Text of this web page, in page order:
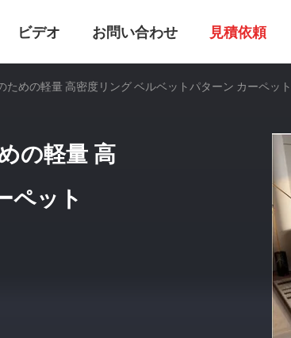
ビデオ お問い合わせ 見積依頼
ための軽量 高密度リング ベルベットパターン カーペット
の軽量 高
ペット